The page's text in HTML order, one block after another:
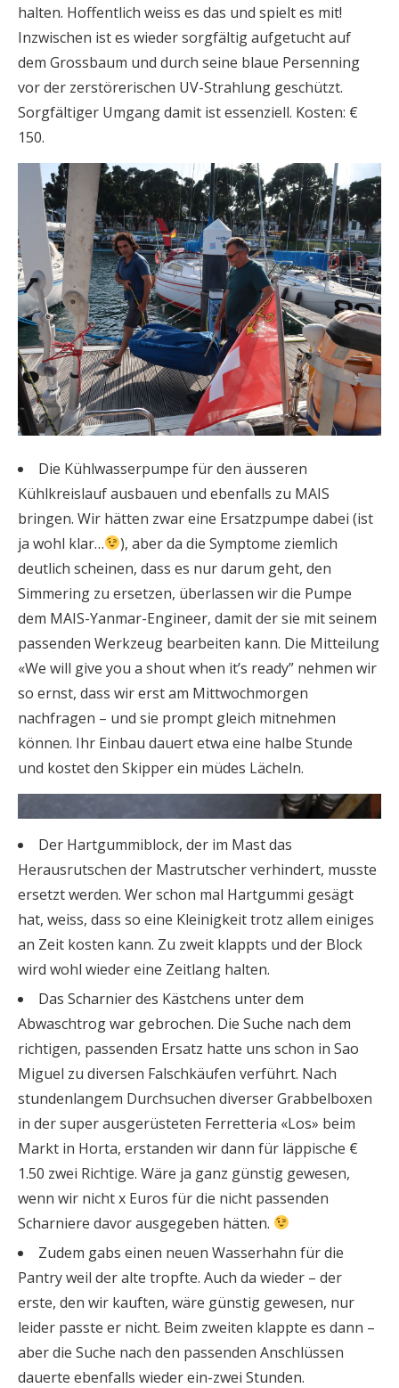
halten. Hoffentlich weiss es das und spielt es mit!
Inzwischen ist es wieder sorgfältig aufgetucht auf
dem Grossbaum und durch seine blaue Persenning
vor der zerstörerischen UV-Strahlung geschützt.
Sorgfältiger Umgang damit ist essenziell. Kosten: €
150.
Die Kühlwasserpumpe für den äusseren
Kühlkreislauf ausbauen und ebenfalls zu MAIS
bringen. Wir hätten zwar eine Ersatzpumpe dabei (ist
ja wohl klar…
), aber da die Symptome ziemlich
deutlich scheinen, dass es nur darum geht, den
Simmering zu ersetzen, überlassen wir die Pumpe
dem MAIS-Yanmar-Engineer, damit der sie mit seinem
passenden Werkzeug bearbeiten kann. Die Mitteilung
«We will give you a shout when it’s ready” nehmen wir
so ernst, dass wir erst am Mittwochmorgen
nachfragen – und sie prompt gleich mitnehmen
können. Ihr Einbau dauert etwa eine halbe Stunde
und kostet den Skipper ein müdes Lächeln.
Der Hartgummiblock, der im Mast das
Herausrutschen der Mastrutscher verhindert, musste
ersetzt werden. Wer schon mal Hartgummi gesägt
hat, weiss, dass so eine Kleinigkeit trotz allem einiges
an Zeit kosten kann. Zu zweit klappts und der Block
wird wohl wieder eine Zeitlang halten.
Das Scharnier des Kästchens unter dem
Abwaschtrog war gebrochen. Die Suche nach dem
richtigen, passenden Ersatz hatte uns schon in Sao
Miguel zu diversen Falschkäufen verführt. Nach
stundenlangem Durchsuchen diverser Grabbelboxen
in der super ausgerüsteten Ferretteria «Los» beim
Markt in Horta, erstanden wir dann für läppische €
1.50 zwei Richtige. Wäre ja ganz günstig gewesen,
wenn wir nicht x Euros für die nicht passenden
Scharniere davor ausgegeben hätten.
Zudem gabs einen neuen Wasserhahn für die
Pantry weil der alte tropfte. Auch da wieder – der
erste, den wir kauften, wäre günstig gewesen, nur
leider passte er nicht. Beim zweiten klappte es dann –
aber die Suche nach den passenden Anschlüssen
dauerte ebenfalls wieder ein-zwei Stunden.